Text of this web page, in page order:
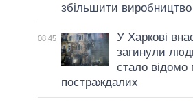
збільшити виробництво
08:45
У Харкові
загинули
стало відомо
постраждалих